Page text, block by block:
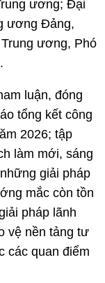
ương; Đại
ương Đảng,
ương, Phó
luận, đóng
tổng kết công
2026; tập
làm mới, sáng
giải pháp
mắc còn tồn
pháp lãnh
vệ nền tảng tư
các quan điểm